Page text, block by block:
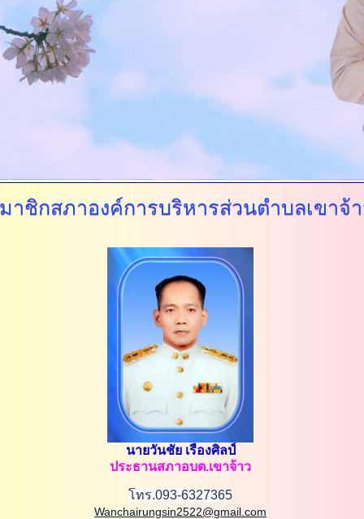
าชิกสภาองค์การบริหารส่วนตำบลเขาจ้
นายวันชัย เรืองศิลป์
ประธานสภาอบต.เขาจ้าว
โทร.093-6327365
Wanchairungsin2522@gmail.com